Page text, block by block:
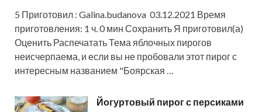
5 Приготовил : Galina.budanova 03.12.2021 Время
приготовления: 1 ч. 0 мин Сохранить Я приготовил(а)
Оценить Распечатать Тема яблочных пирогов
неисчерпаема, и если вы не пробовали этот пирог с
интересным названием "Боярская …
Йогуртовый пирог с персиками